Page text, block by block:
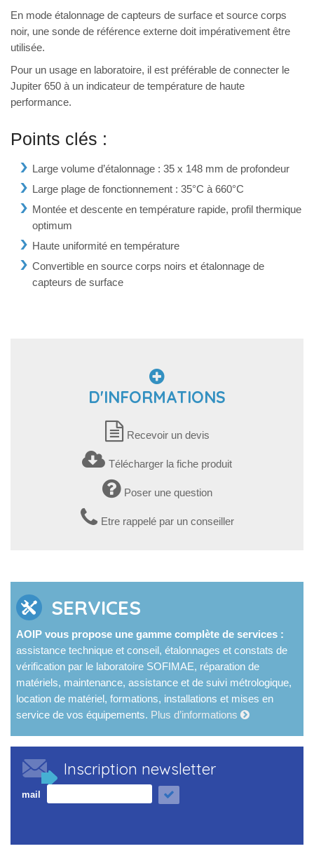
En mode étalonnage de capteurs de surface et source corps
noir, une sonde de référence externe doit impérativement être
utilisée.
Pour un usage en laboratoire, il est préférable de connecter le
Jupiter 650 à un indicateur de température de haute
performance.
Points clés :
Large volume d’étalonnage : 35 x 148 mm de profondeur
Large plage de fonctionnement : 35°C à 660°C
Montée et descente en température rapide, profil thermique
optimum
Haute uniformité en température
Convertible en source corps noirs et étalonnage de
capteurs de surface
D'INFORMATIONS
Recevoir un devis
Télécharger la fiche produit
Poser une question
Etre rappelé par un conseiller
SERVICES
AOIP vous propose une gamme complète de services :
assistance technique et conseil, étalonnages et constats de
vérification par le laboratoire SOFIMAE, réparation de
matériels, maintenance, assistance et de suivi métrologique,
location de matériel, formations, installations et mises en
service de vos équipements. Plus d’informations
Inscription newsletter
mail